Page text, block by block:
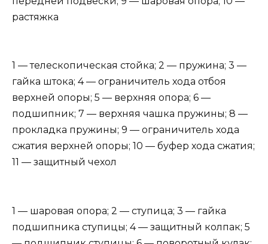
растяжка
1 — телескопическая стойка; 2 — пружина; 3 —
гайка штока; 4 — ограничитель хода отбоя
верхней опоры; 5 — верхняя опора; 6 —
подшипник; 7 — верхняя чашка пружины; 8 —
прокладка пружины; 9 — ограничитель хода
сжатия верхней опоры; 10 — буфер хода сжатия;
11 — защитный чехол
1 — шаровая опора; 2 — ступица; 3 — гайка
подшипника ступицы; 4 — защитный колпак; 5